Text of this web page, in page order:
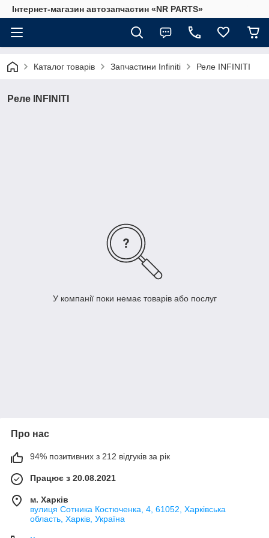
Інтернет-магазин автозапчастин «NR PARTS»
Каталог товарів Запчастини Infiniti Реле INFINITI
Реле INFINITI
У компанії поки немає товарів або послуг
Про нас
94% позитивних з 212 відгуків за рік
Працює з 20.08.2021
м. Харків
вулиця Сотника Костюченка, 4, 61052, Харківська
область, Харків, Україна